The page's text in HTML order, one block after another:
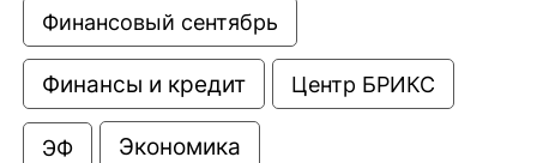
Финансовый сентябрь
Финансы и кредит Центр БРИКС
ЭФ Экономика